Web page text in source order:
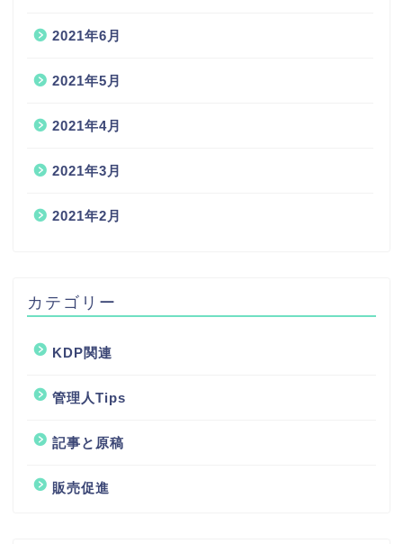
2021年6月
2021年5月
2021年4月
2021年3月
2021年2月
カテゴリー
KDP関連
管理人Tips
記事と原稿
販売促進